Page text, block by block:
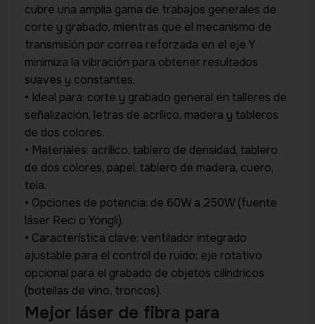
cubre una amplia gama de trabajos generales de
corte y grabado, mientras que el mecanismo de
transmisión por correa reforzada en el eje Y
minimiza la vibración para obtener resultados
suaves y constantes.
• Ideal para: corte y grabado general en talleres de
señalización, letras de acrílico, madera y tableros
de dos colores.
• Materiales: acrílico, tablero de densidad, tablero
de dos colores, papel, tablero de madera, cuero,
tela.
• Opciones de potencia: de 60W a 250W (fuente
láser Reci o Yongli).
• Característica clave: ventilador integrado
ajustable para el control de ruido; eje rotativo
opcional para el grabado de objetos cilíndricos
(botellas de vino, troncos).
Mejor láser de fibra para